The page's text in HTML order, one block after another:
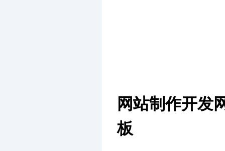
网站制作开发
板